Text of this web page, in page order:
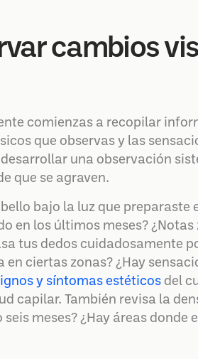
cambios
comienzas a recopilar
que observas y las
una observación
que se agraven.
bajo la luz que preparaste
en los últimos meses?
tus dedos cuidadosamente
en ciertas zonas? ¿Hay
y síntomas estéticos del
capilar. También revisa la
meses? ¿Hay áreas